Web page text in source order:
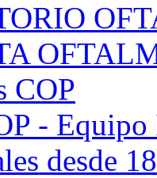
COP
-
desde